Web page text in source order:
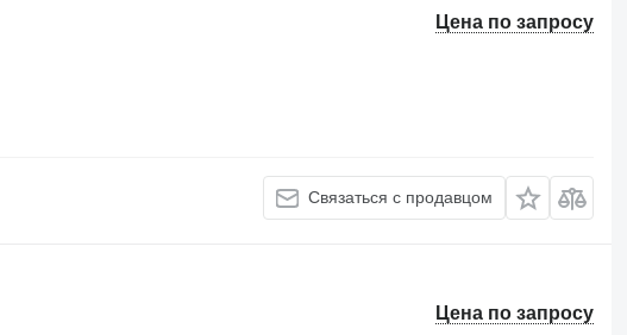
Цена по запросу
Связаться с продавцом
Цена по запросу